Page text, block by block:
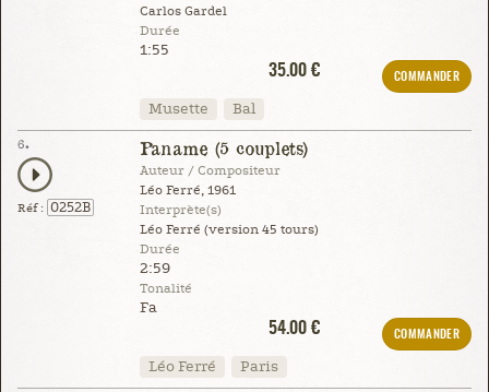
Carlos Gardel
Durée
1:55
35.00 €
COMMANDER
Musette Bal
6.
Réf : 0252B
Paname (5 couplets)
Auteur / Compositeur
Léo Ferré, 1961
Interprète(s)
Léo Ferré (version 45 tours)
Durée
2:59
Tonalité
Fa
54.00 €
COMMANDER
Léo Ferré Paris